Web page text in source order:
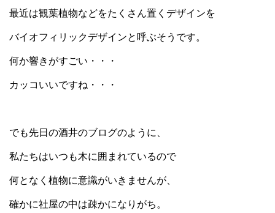
最近は観葉植物などをたくさん置くデザインを
バイオフィリックデザインと呼ぶそうです。
何か響きがすごい・・・
カッコいいですね・・・
でも先日の酒井のブログのように、
私たちはいつも木に囲まれているので
何となく植物に意識がいきませんが、
確かに社屋の中は疎かになりがち。